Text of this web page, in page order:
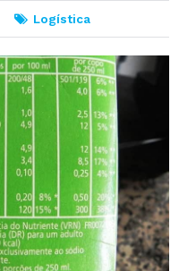
Logística